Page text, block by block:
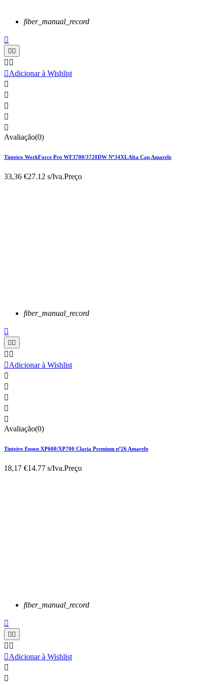
fiber_manual_record

 
 
Adicionar à Wishlist





Avaliação(0)
Tinteiro WorkForce Pro WF3700/3720DW Nº34XL Alta Cap Amarelo
33,36 €27.12 s/Iva.Preço
fiber_manual_record

 
 
Adicionar à Wishlist





Avaliação(0)
Tinteiro Epson XP600/XP700 Claria Premium nº26 Amarelo
18,17 €14.77 s/Iva.Preço
fiber_manual_record

 
 
Adicionar à Wishlist

